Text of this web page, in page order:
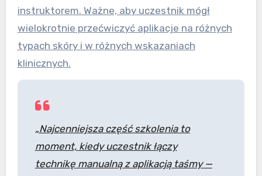
instruktorem. Ważne, aby uczestnik mógł
wielokrotnie przećwiczyć aplikacje na różnych
typach skóry i w różnych wskazaniach
klinicznych.
„Najcenniejsza część szkolenia to
moment, kiedy uczestnik łączy
technikę manualną z aplikacją taśmy —